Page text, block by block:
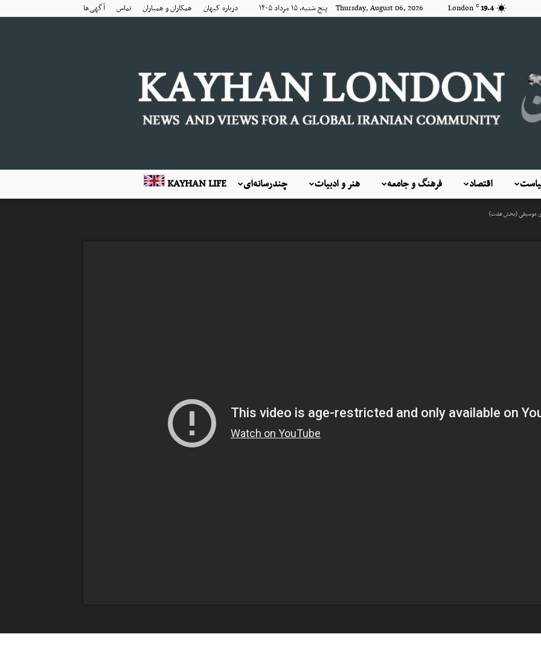
19.4
C
London Thursday, August 06, 2026 پنج شنبه, ۱۵ مرداد ۱۴۰۵ درباره کیهان همکاران و همیاران تماس آگهی‌ها
KAYHAN LIFE چندرسانه‌ای هنر و ادبیات فرهنگ و جامعه اقتصاد
موسیقی (بخش هفت)